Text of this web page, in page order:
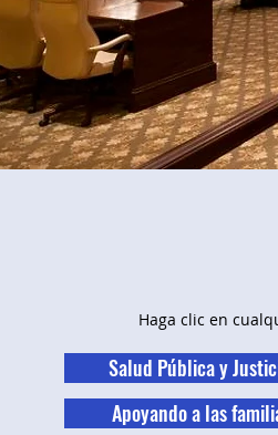
Haga clic en
Salud Pública y
Apoyando a las